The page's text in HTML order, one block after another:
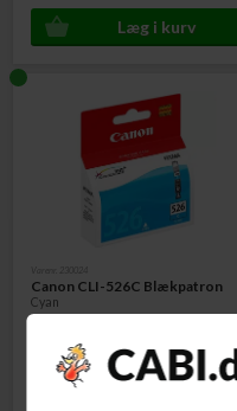
Canon CLI-526C Blækpatron
Cyan
120,00 DKK